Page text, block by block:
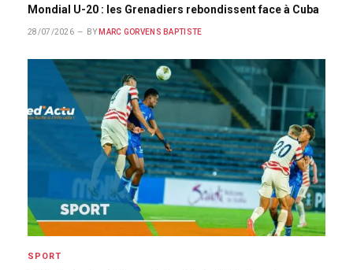
Mondial U-20 : les Grenadiers rebondissent face à Cuba
28/07/2026 BY MARC GORVENS BAPTISTE
SPORT